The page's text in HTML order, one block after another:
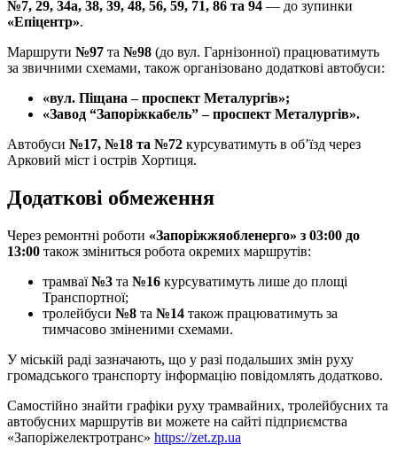
№7, 29, 34а, 38, 39, 48, 56, 59, 71, 86 та 94 — до зупинки
«Епіцентр».
Маршрути №97 та №98 (до вул. Гарнізонної) працюватимуть
за звичними схемами, також організовано додаткові автобуси:
«вул. Піщана – проспект Металургів»;
«Завод “Запоріжкабель” – проспект Металургів».
Автобуси №17, №18 та №72 курсуватимуть в об’їзд через
Арковий міст і острів Хортиця.
Додаткові обмеження
Через ремонтні роботи «Запоріжжяобленерго» з 03:00 до
13:00 також зміниться робота окремих маршрутів:
трамваї№3 та №16 курсуватимуть лише до площі
Транспортної;
тролейбуси №8 та №14 також працюватимуть за
тимчасово зміненими схемами.
У міській раді зазначають, що у разі подальших змін руху
громадського транспорту інформацію повідомлять додатково.
Самостійно знайти графіки руху трамвайних, тролейбусних та
автобусних маршрутів ви можете на сайті підприємства
«Запоріжелектротранс» https://zet.zp.ua